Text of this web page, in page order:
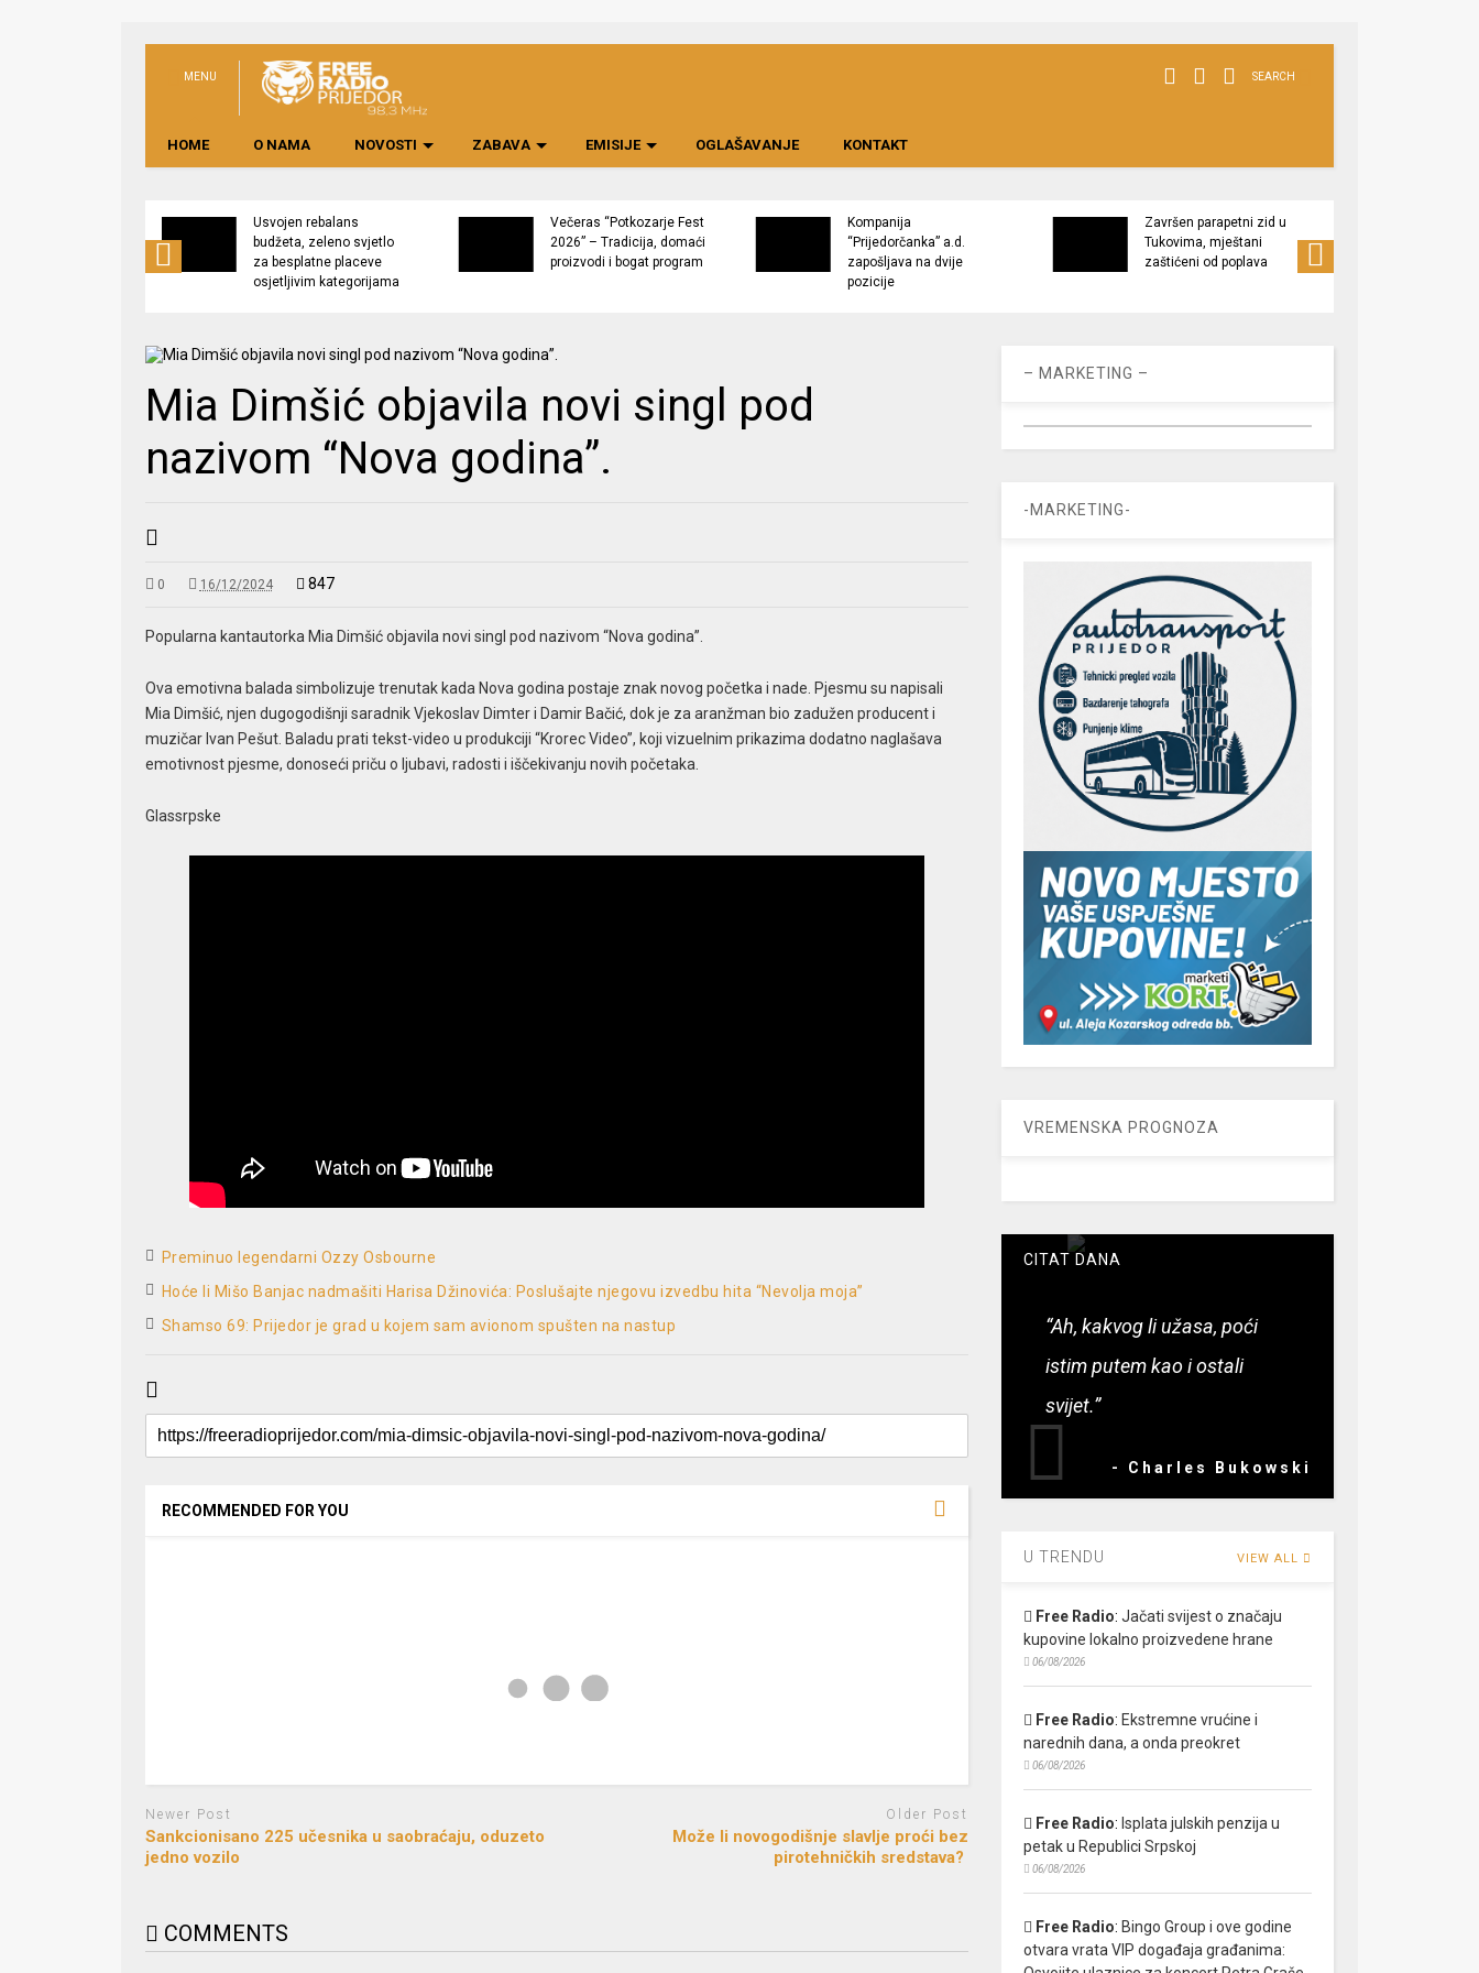
MENU SEARCH
HOME O NAMA NOVOSTI ZABAVA EMISIJE OGLAŠAVANJE KONTAKT
Usvojen rebalans
budžeta, zeleno svjetlo
za besplatne placeve
osjetljivim kategorijama
Večeras “Potkozarje Fest
2026” – Tradicija, domaći
proizvodi i bogat program
Kompanija
“Prijedorčanka” a.d.
zapošljava na dvije
pozicije
Završen parapetni zid u
Tukovima, mještani
zaštićeni od poplava
Mia Dimšić objavila novi singl pod
nazivom “Nova godina”.
0 16/12/2024 847
Popularna kantautorka Mia Dimšić objavila novi singl pod nazivom “Nova godina”.
Ova emotivna balada simbolizuje trenutak kada Nova godina postaje znak novog početka i nade. Pjesmu su napisali
Mia Dimšić, njen dugogodišnji saradnik Vjekoslav Dimter i Damir Bačić, dok je za aranžman bio zadužen producent i
muzičar Ivan Pešut. Baladu prati tekst-video u produkciji “Krorec Video”, koji vizuelnim prikazima dodatno naglašava
emotivnost pjesme, donoseći priču o ljubavi, radosti i iščekivanju novih početaka.
Glassrpske
Preminuo legendarni Ozzy Osbourne
Hoće li Mišo Banjac nadmašiti Harisa Džinovića: Poslušajte njegovu izvedbu hita “Nevolja moja”
Shamso 69: Prijedor je grad u kojem sam avionom spušten na nastup
RECOMMENDED FOR YOU
Newer Post
Sankcionisano 225 učesnika u saobraćaju, oduzeto
jedno vozilo
Older Post
Može li novogodišnje slavlje proći bez
pirotehničkih sredstava?
COMMENTS
– MARKETING –
-MARKETING-
VREMENSKA PROGNOZA
CITAT DANA
“Ah, kakvog li užasa, poći
istim putem kao i ostali
svijet.”
- Charles Bukowski
U TRENDU VIEW ALL
Free Radio: Jačati svijest o značaju
kupovine lokalno proizvedene hrane
06/08/2026
Free Radio: Ekstremne vrućine i
narednih dana, a onda preokret
06/08/2026
Free Radio: Isplata julskih penzija u
petak u Republici Srpskoj
06/08/2026
Free Radio: Bingo Group i ove godine
otvara vrata VIP događaja građanima: